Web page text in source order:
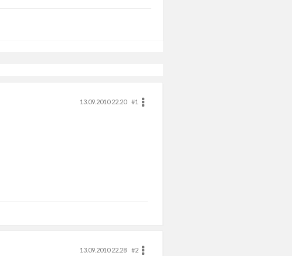
13.09.2010 22.20
#1
13.09.2010 22.28
#2